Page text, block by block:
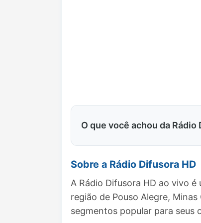
O que você achou da Rádio
Sobre a Rádio Difusora HD
A Rádio Difusora HD ao vivo
região de Pouso Alegre,
segmentos popular para seus